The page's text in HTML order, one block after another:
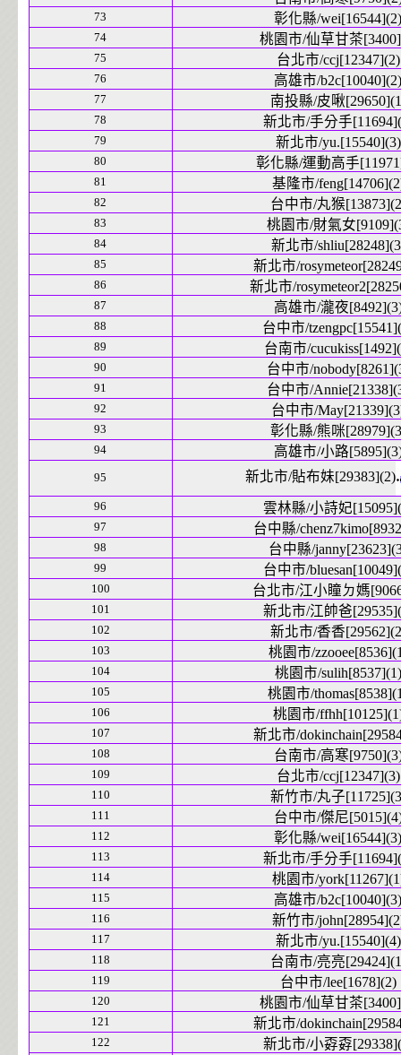
73 彰化縣/wei[16544](2)
74 桃園市/仙草甘茶
75 台北市/ccj[12347](2)
76 高雄市/b2c[10040](2)
77 南投縣/皮啾
78 新北市/手分手
79 新北市/yu.[15540](3)
80 彰化縣/運動高手
81 基隆市/
82 台中市/丸猴
83 桃園市/財氣女
84 新北市/
85 新北市/
86 新北市/
87 高雄市/瀧夜
88 台中市/
89 台南市/
90 台中市/
91 台中市/
92 台中市/
93 彰化縣/熊咪
94 高雄市/小路
95 新北市/貼布妹[29383](2)
96 雲林縣/小詩妃
97 台中縣/
98 台中縣/
99 台中市/
100 台北市/江小瞳ㄉ媽
101 新北市/江帥爸
102 新北市/香香
103 桃園市/
104 桃園市/sulih[8537](1)
105 桃園市/
106 桃園市/
107 新北市/
108 台南市/高寒
109 台北市/ccj[12347](3)
110 新竹市/丸子
111 台中市/傑尼
112 彰化縣/wei[16544](3)
113 新北市/手分手
114 桃園市/
115 高雄市/b2c[10040](3)
116 新竹市/
117 新北市/yu.[15540](4)
118 台南市/亮亮
119 台中市/lee[1678](2)
120 桃園市/仙草甘茶
121 新北市/
122 新北市/小孬孬